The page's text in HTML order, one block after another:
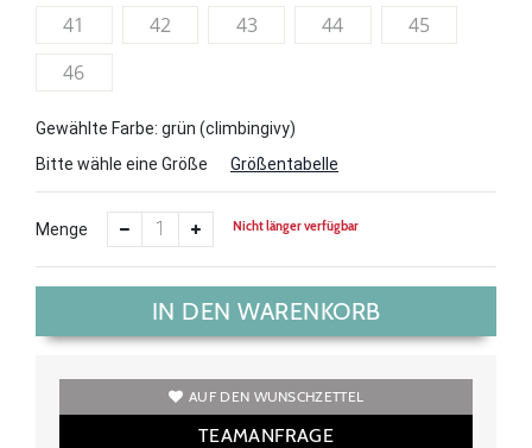
41
42 43 44
45
46
Gewählte Farbe: grün (climbingivy)
Bitte wähle eine Größe
Größentabelle
Menge Nicht länger verfügbar
IN DEN WARENKORB
AUF DEN WUNSCHZETTEL
TEAMANFRAGE